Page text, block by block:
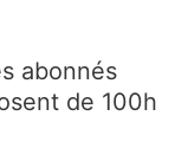
abonnés
de 100h